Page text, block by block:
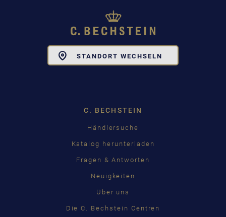
STANDORT WECHSELN
C. BECHSTEIN
Händlersuche
Katalog herunterladen
Fragen & Antworten
Neuigkeiten
Über uns
Die C. Bechstein Centren